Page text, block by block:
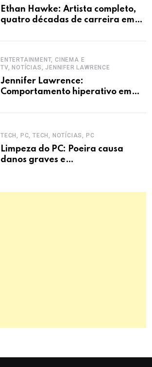
Ethan Hawke: Artista completo,
quatro décadas de carreira em
ENTERTAINMENT, CINEMA E
TV, NOTÍCIAS, JENNIFER LAWRENCE
Jennifer Lawrence:
Comportamento hiperativo em
defesa.
TECH, PC, TECH, NOTÍCIAS, PC
Limpeza do PC: Poeira causa
danos graves e